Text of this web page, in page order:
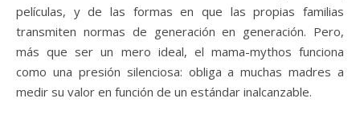
películas, y de las formas en que las propias familias
transmiten normas de generación en generación. Pero,
más que ser un mero ideal, el mama-mythos funciona
como una presión silenciosa: obliga a muchas madres a
medir su valor en función de un estándar inalcanzable.